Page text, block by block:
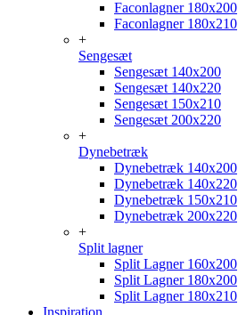
Faconlagner 180x200
Faconlagner 180x210
+
Sengesæt
Sengesæt 140x200
Sengesæt 140x220
Sengesæt 150x210
Sengesæt 200x220
+
Dynebetræk
Dynebetræk 140x200
Dynebetræk 140x220
Dynebetræk 150x210
Dynebetræk 200x220
+
Split lagner
Split Lagner 160x200
Split Lagner 180x200
Split Lagner 180x210
Inspiration